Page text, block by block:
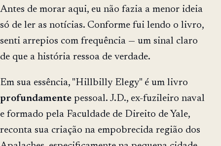
Antes de morar aqui, eu não fazia a menor ideia
só de ler as notícias. Conforme fui lendo o livro,
senti arrepios com frequência — um sinal claro
de que a história ressoa de verdade.
Em sua essência, "Hillbilly Elegy" é um livro
profundamente pessoal. J.D., ex-fuzileiro naval
e formado pela Faculdade de Direito de Yale,
reconta sua criação na empobrecida região dos